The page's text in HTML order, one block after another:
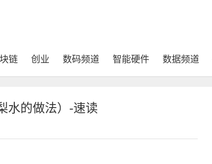
链 创业 数码频道 智能硬件 数据频道
水的做法）-速读